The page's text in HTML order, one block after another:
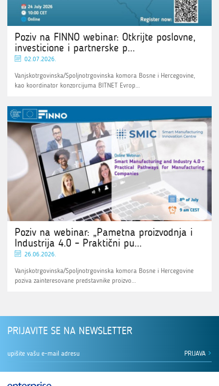
Poziv na FINNO webinar: Otkrijte poslovne,
investicione i partnerske p...
02.07.2026.
Vanjskotrgovinska/Spoljnotrgovinska komora Bosne i Hercegovine,
kao koordinator konzorcijuma BITNET Evrop...
Poziv na webinar: „Pametna proizvodnja i
Industrija 4.0 – Praktični pu...
26.06.2026.
Vanjskotrgovinska/Spoljnotrgovinska komora Bosne i Hercegovine
poziva zainteresovane predstavnike proizvo...
PRIJAVITE SE NA NEWSLETTER
PRIJAVA